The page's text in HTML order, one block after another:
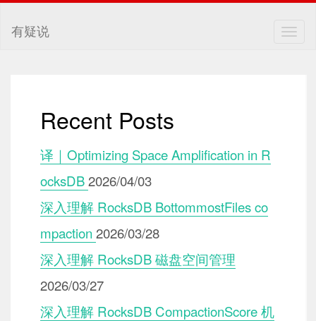
有疑说
Recent Posts
译｜Optimizing Space Amplification in R
ocksDB2026/04/03
深入理解 RocksDB BottommostFiles co
mpaction2026/03/28
深入理解 RocksDB 磁盘空间管理
2026/03/27
深入理解 RocksDB CompactionScore 机